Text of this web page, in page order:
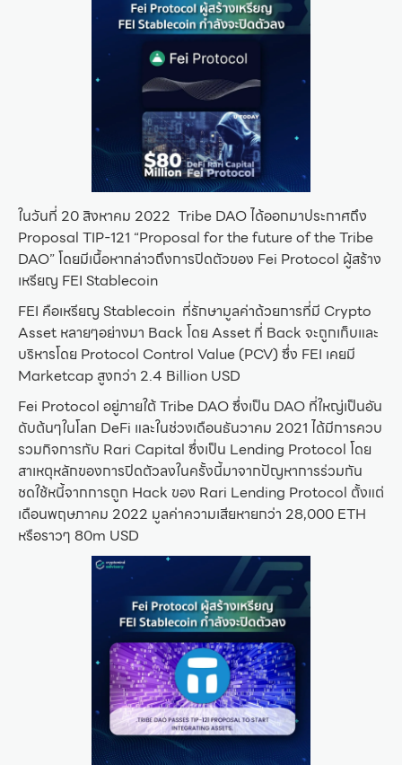
ในวันที่ 20 สิงหาคม 2022 Tribe DAO ได้ออกมาประกาศถึง
Proposal TIP-121 “Proposal for the future of the Tribe
DAO” โดยมีเนื้อหากล่าวถึงการปิดตัวของ Fei Protocol ผู้สร้าง
เหรียญ FEI Stablecoin
FEI คือเหรียญ Stablecoin ที่รักษามูลค่าด้วยการที่มี Crypto
Asset หลายๆอย่างมา Back โดย Asset ที่ Back จะถูกเก็บและ
บริหารโดย Protocol Control Value (PCV) ซึ่ง FEI เคยมี
Marketcap สูงกว่า 2.4 Billion USD
Fei Protocol อยู่ภายใต้ Tribe DAO ซึ่งเป็น DAO ที่ใหญ่เป็นอัน
ดับต้นๆในโลก DeFi และในช่วงเดือนธันวาคม 2021 ได้มีการควบ
รวมกิจการกับ Rari Capital ซึ่งเป็น Lending Protocol โดย
สาเหตุหลักของการปิดตัวลงในครั้งนี้มาจากปัญหาการร่วมกัน
ชดใช้หนี้จากการถูก Hack ของ Rari Lending Protocol ตั้งแต่
เดือนพฤษภาคม 2022 มูลค่าความเสียหายกว่า 28,000 ETH
หรือราวๆ 80m USD